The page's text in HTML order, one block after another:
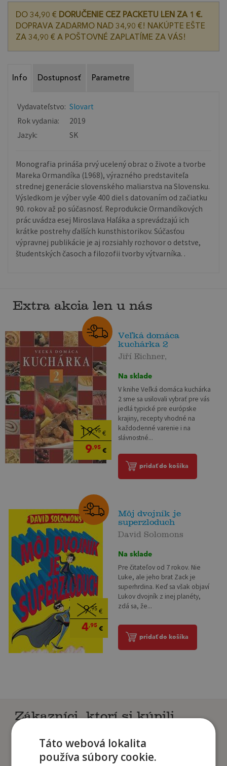
DO 34,90 € DORUČENIE CEZ PACKETU LEN ZA 1 €.
DOPRAVA ZADARMO NAD 34,90 €! NAKÚPTE EŠTE
ZA 34,90 € A POŠTOVNÉ ZAPLATÍME ZA VÁS!
Info Dostupnosť Parametre
Vydavateľstvo: Slovart
Rok vydania:
2019
Jazyk:
SK
Monografia prináša prvý ucelený obraz o živote a tvorbe
Mareka Ormandíka (1968), výrazného predstaviteľa
strednej generácie slovenského maliarstva na Slovensku.
Výsledkom je výber vyše 400 diel s datovaním od začiatku
90. rokov až po súčasnosť. Reprodukcie Ormandíkových
prác uvádza esej Miroslava Haľáka a sprevádzajú ich
krátke postrehy ďalších kunsthistorikov. Súčasťou
výpravnej publikácie je aj rozsiahly rozhovor o detstve,
študentských časoch a filozofii tvorby výtvarníka. .
Extra akcia len u nás
19,95€
9,95€
Veľká domáca
kuchárka 2
Jiří Eichner,
Na sklade
V knihe Veľká domáca kuchárka
2 sme sa usilovali vybrať pre vás
jedlá typické pre európske
krajiny, recepty vhodné na
každodenné varenie i na
slávnostné...
pridať do košíka
9,95€
4,95€
Môj dvojník je
superzloduch
David Solomons
Na sklade
Pre čitateľov od 7 rokov. Nie
Luke, ale jeho brat Zack je
superhrdina. Keď sa však objaví
Lukov dvojník z inej planéty,
zdá sa, že...
pridať do košíka
Zákazníci, ktorí si kúpili
Táto webová lokalita
používa súbory cookie.